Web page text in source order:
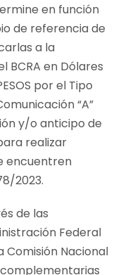
en función
de referencia de
a la
BCRA en Dólares
por el Tipo
“A”
y/o anticipo de
realizar
encuentren
2023.
de las
Federal
Comisión Nacional